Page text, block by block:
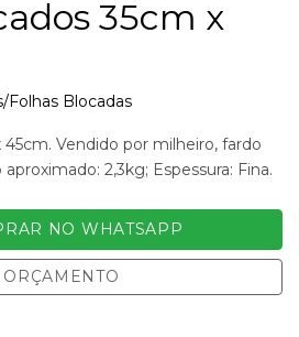
35cm x
Folhas Blocadas
45cm. Vendido por milheiro, fardo
2,3kg; Espessura: Fina.
NO WHATSAPP
ORÇAMENTO